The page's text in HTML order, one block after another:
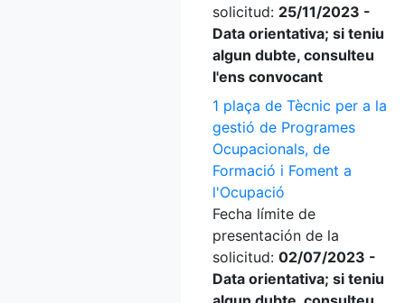
solicitud: 25/11/2023 -
Data orientativa; si teniu
algun dubte, consulteu
l'ens convocant
1 plaça de Tècnic per a la
gestió de Programes
Ocupacionals, de
Formació i Foment a
l'Ocupació
Fecha límite de
presentación de la
solicitud: 02/07/2023 -
Data orientativa; si teniu